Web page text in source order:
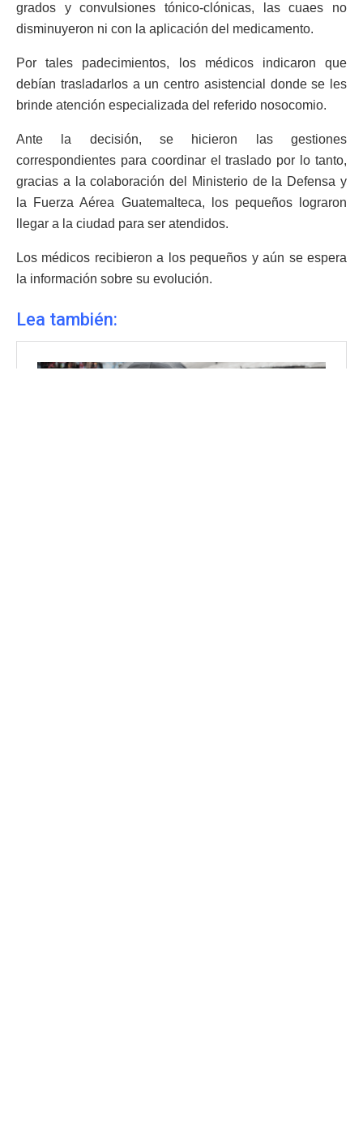
grados y convulsiones tónico-clónicas, las cuaes no
disminuyeron ni con la aplicación del medicamento.
Por tales padecimientos, los médicos indicaron que
debían trasladarlos a un centro asistencial donde se les
brinde atención especializada del referido nosocomio.
Ante la decisión, se hicieron las gestiones
correspondientes para coordinar el traslado por lo tanto,
gracias a la colaboración del Ministerio de la Defensa y
la Fuerza Aérea Guatemalteca, los pequeños lograron
llegar a la ciudad para ser atendidos.
Los médicos recibieron a los pequeños y aún se espera
la información sobre su evolución.
Lea también: